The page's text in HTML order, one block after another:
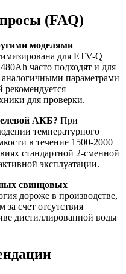
(FAQ)
моделями
для ETV-Q
часто подходят и для
аналогичными параметрами
рекомендуется
для проверки.
АКБ? При
температурного
в течение 1500-2000
стандартной 2-сменной
эксплуатации.
свинцовых
дороже в производстве,
счет отсутствия
дистиллированной воды